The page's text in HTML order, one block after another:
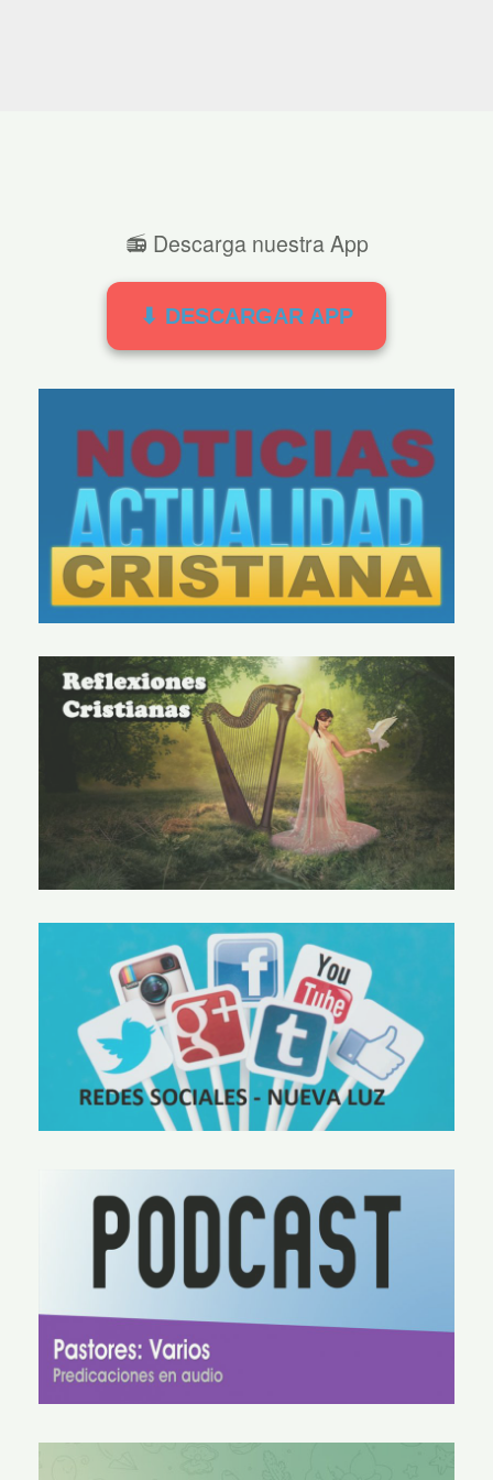
📻 Descarga nuestra App
⬇ DESCARGAR APP